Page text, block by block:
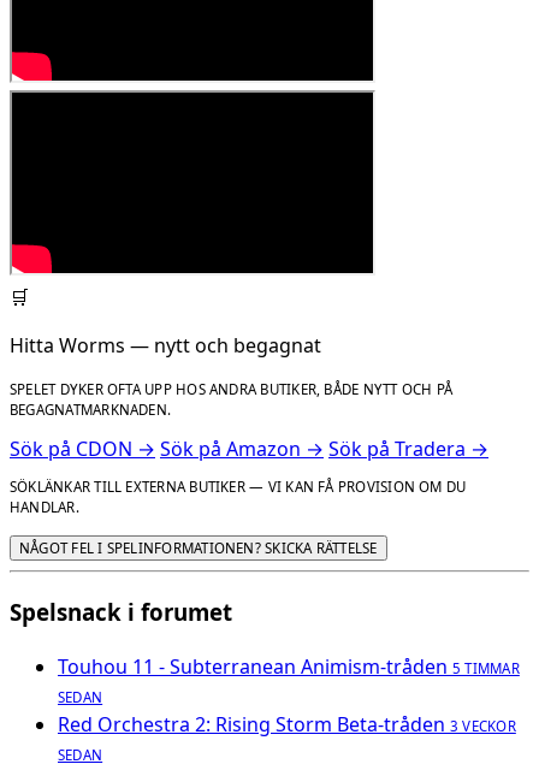
🛒
Hitta Worms — nytt och begagnat
SPELET DYKER OFTA UPP HOS ANDRA BUTIKER, BÅDE NYTT OCH PÅ
BEGAGNATMARKNADEN.
Sök på CDON → Sök på Amazon → Sök på Tradera →
SÖKLÄNKAR TILL EXTERNA BUTIKER — VI KAN FÅ PROVISION OM DU
HANDLAR.
NÅGOT FEL I SPELINFORMATIONEN? SKICKA RÄTTELSE
Spelsnack i forumet
Touhou 11 - Subterranean Animism-tråden 5 TIMMAR
SEDAN
Red Orchestra 2: Rising Storm Beta-tråden 3 VECKOR
SEDAN